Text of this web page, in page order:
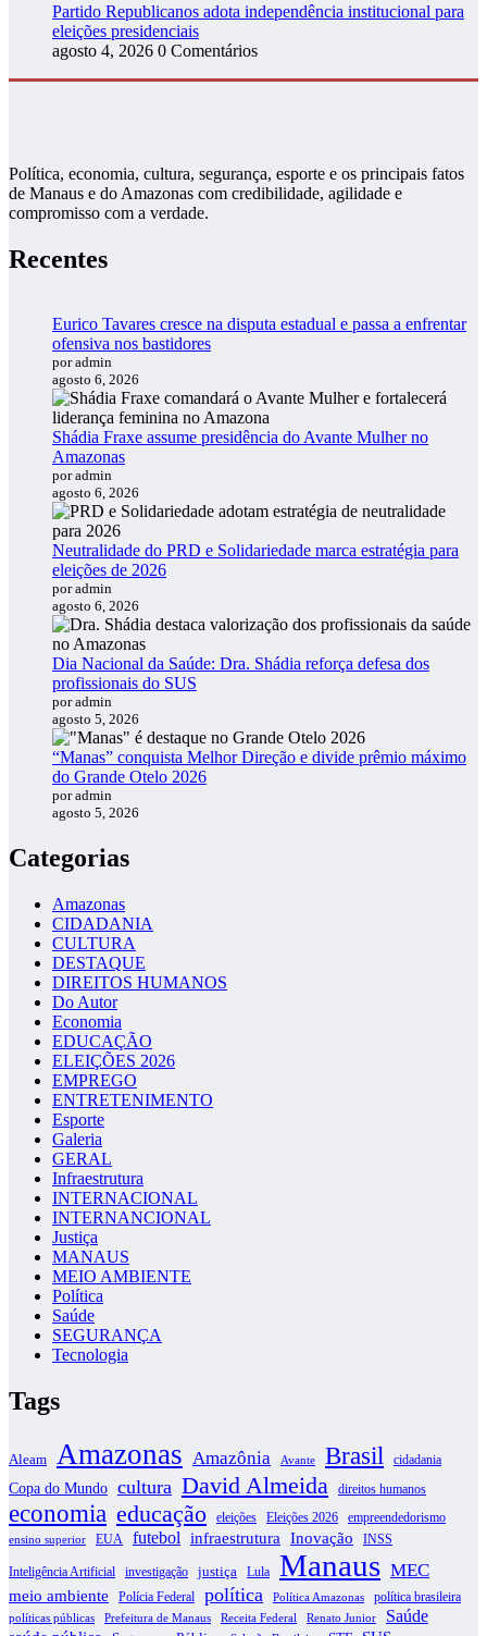
Partido Republicanos adota independência institucional para
eleições presidenciais
agosto 4, 2026 0 Comentários
Política, economia, cultura, segurança, esporte e os principais fatos
de Manaus e do Amazonas com credibilidade, agilidade e
compromisso com a verdade.
Recentes
Eurico Tavares cresce na disputa estadual e passa a enfrentar
ofensiva nos bastidores
por admin
agosto 6, 2026
Shádia Fraxe assume presidência do Avante Mulher no
Amazonas
por admin
agosto 6, 2026
Neutralidade do PRD e Solidariedade marca estratégia para
eleições de 2026
por admin
agosto 6, 2026
Dia Nacional da Saúde: Dra. Shádia reforça defesa dos
profissionais do SUS
por admin
agosto 5, 2026
“Manas” conquista Melhor Direção e divide prêmio máximo
do Grande Otelo 2026
por admin
agosto 5, 2026
Categorias
Amazonas
CIDADANIA
CULTURA
DESTAQUE
DIREITOS HUMANOS
Do Autor
Economia
EDUCAÇÃO
ELEIÇÕES 2026
EMPREGO
ENTRETENIMENTO
Esporte
Galeria
GERAL
Infraestrutura
INTERNACIONAL
INTERNANCIONAL
Justiça
MANAUS
MEIO AMBIENTE
Política
Saúde
SEGURANÇA
Tecnologia
Tags
Aleam Amazonas Amazônia Avante Brasil cidadania
Copa do Mundo cultura David Almeida direitos humanos
economia educação eleições Eleições 2026 empreendedorismo
ensino superior EUA futebol infraestrutura Inovação INSS
Inteligência Artificial investigação justiça Lula Manaus MEC
meio ambiente Polícia Federal política Política Amazonas política brasileira
políticas públicas Prefeitura de Manaus Receita Federal Renato Junior Saúde